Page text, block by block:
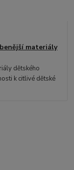
materiály
dětského
k citlivé dětské